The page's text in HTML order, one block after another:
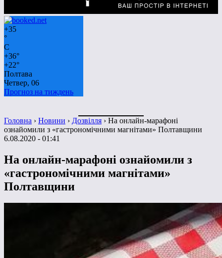
+35
°
C
+36°
+22°
Полтава
Четвер, 06
Прогноз на тиждень
Головна › Новини › Дозвілля › На онлайн-марафоні
ознайомили з «гастрономічними магнітами» Полтавщини
6.08.2020 - 01:41
На онлайн-марафоні ознайомили з
«гастрономічними магнітами»
Полтавщини